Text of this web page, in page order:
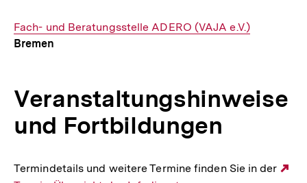
Interner
Link:
Fach- und Beratungsstelle ADERO (VAJA e.V.)
Bremen
Veranstaltungshinweise
und Fortbildungen
Termindetails und weitere Termine finden Sie in der